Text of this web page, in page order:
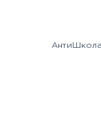
АнтиШкола